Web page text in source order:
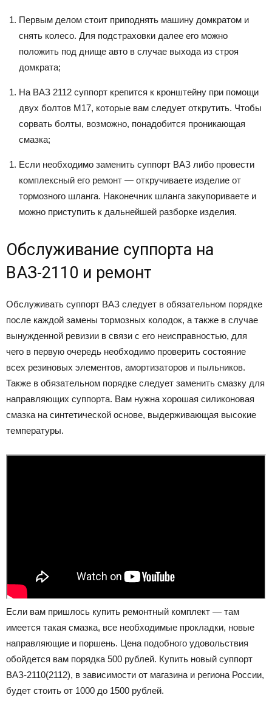
Первым делом стоит приподнять машину домкратом и
снять колесо. Для подстраховки далее его можно
положить под днище авто в случае выхода из строя
домкрата;
На ВАЗ 2112 суппорт крепится к кронштейну при помощи
двух болтов М17, которые вам следует открутить. Чтобы
сорвать болты, возможно, понадобится проникающая
смазка;
Если необходимо заменить суппорт ВАЗ либо провести
комплексный его ремонт — откручиваете изделие от
тормозного шланга. Наконечник шланга закупориваете и
можно приступить к дальнейшей разборке изделия.
Обслуживание суппорта на
ВАЗ-2110 и ремонт
Обслуживать суппорт ВАЗ следует в обязательном порядке
после каждой замены тормозных колодок, а также в случае
вынужденной ревизии в связи с его неисправностью, для
чего в первую очередь необходимо проверить состояние
всех резиновых элементов, амортизаторов и пыльников.
Также в обязательном порядке следует заменить смазку для
направляющих суппорта. Вам нужна хорошая силиконовая
смазка на синтетической основе, выдерживающая высокие
температуры.
Если вам пришлось купить ремонтный комплект — там
имеется такая смазка, все необходимые прокладки, новые
направляющие и поршень. Цена подобного удовольствия
обойдется вам порядка 500 рублей. Купить новый суппорт
ВАЗ-2110(2112), в зависимости от магазина и региона России,
будет стоить от 1000 до 1500 рублей.